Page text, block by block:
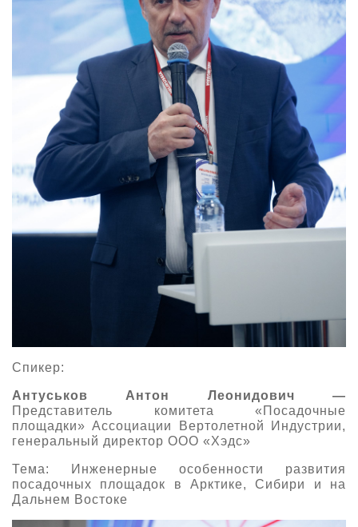
Спикер:
Антуськов Антон Леонидович —
Представитель комитета «Посадочные
площадки» Ассоциации Вертолетной Индустрии,
генеральный директор ООО «Хэдс»
Тема: Инженерные особенности развития
посадочных площадок в Арктике, Сибири и на
Дальнем Востоке